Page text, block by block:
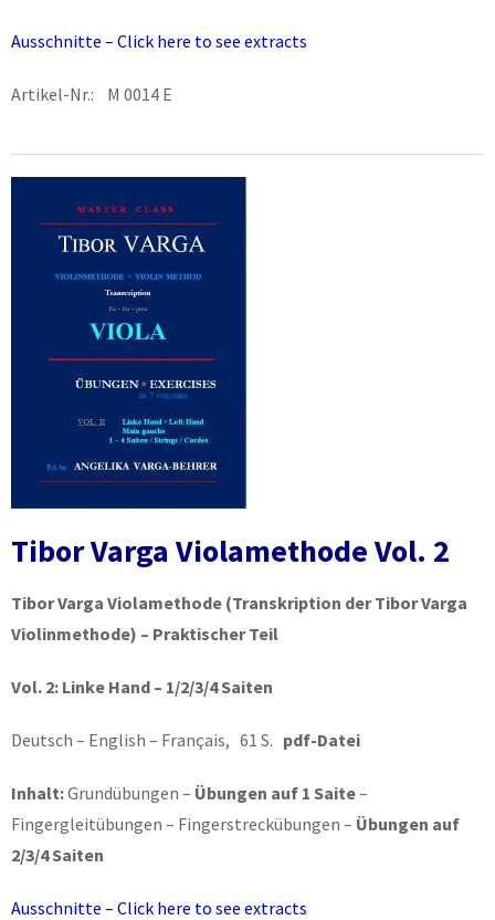
Ausschnitte – Click here to see extracts
Artikel-Nr.: M 0014 E
Tibor Varga Violamethode Vol. 2
Tibor Varga Violamethode (Transkription der Tibor Varga
Violinmethode) – Praktischer Teil
Vol. 2: Linke Hand – 1/2/3/4 Saiten
Deutsch – English – Français, 61 S. pdf-Datei
Inhalt:Grundübungen – Übungen auf 1 Saite–
Fingergleitübungen – Fingerstreckübungen – Übungen auf
2/3/4 Saiten
Ausschnitte – Click here to see extracts